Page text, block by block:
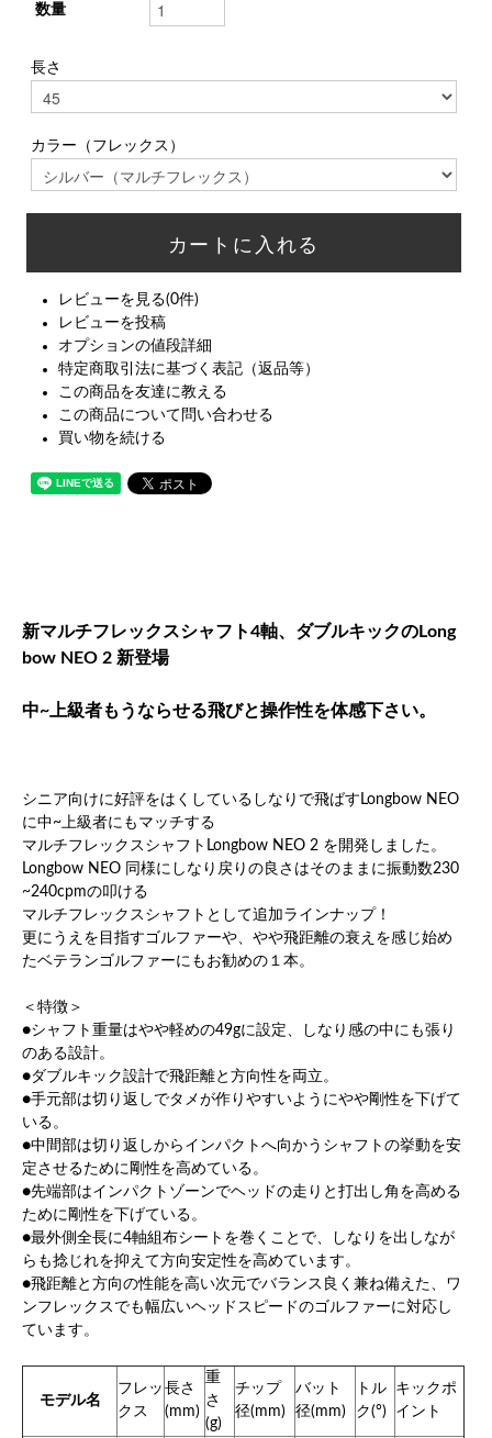
数量
長さ
カラー（フレックス）
レビューを見る(0件)
レビューを投稿
オプションの値段詳細
特定商取引法に基づく表記（返品等）
この商品を友達に教える
この商品について問い合わせる
買い物を続ける
新マルチフレックスシャフト4軸、ダブルキックのLong
bow NEO 2 新登場
中~上級者もうならせる飛びと操作性を体感下さい。
シニア向けに好評をはくしているしなりで飛ばすLongbow NEO
に中~上級者にもマッチする
マルチフレックスシャフトLongbow NEO 2 を開発しました。
Longbow NEO 同様にしなり戻りの良さはそのままに振動数230
~240cpmの叩ける
マルチフレックスシャフトとして追加ラインナップ！
更にうえを目指すゴルファーや、やや飛距離の衰えを感じ始め
たベテランゴルファーにもお勧めの１本。
＜特徴＞
●シャフト重量はやや軽めの49gに設定、しなり感の中にも張り
のある設計。
●ダブルキック設計で飛距離と方向性を両立。
●手元部は切り返しでタメが作りやすいようにやや剛性を下げて
いる。
●中間部は切り返しからインパクトへ向かうシャフトの挙動を安
定させるために剛性を高めている。
●先端部はインパクトゾーンでヘッドの走りと打出し角を高める
ために剛性を下げている。
●最外側全長に4軸組布シートを巻くことで、しなりを出しなが
らも捻じれを抑えて方向安定性を高めています。
●飛距離と方向の性能を高い次元でバランス良く兼ね備えた、ワ
ンフレックスでも幅広いヘッドスピードのゴルファーに対応し
ています。
モデル名
フレッ
クス
長さ
(mm)
重
さ
(g)
チップ
径(mm)
バット
径(mm)
トル
ク(°)
キックポ
イント